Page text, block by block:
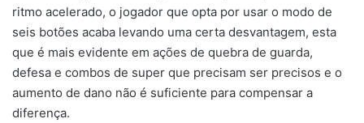
ritmo acelerado, o jogador que opta por usar o modo de
seis botões acaba levando uma certa desvantagem, esta
que é mais evidente em ações de quebra de guarda,
defesa e combos de super que precisam ser precisos e o
aumento de dano não é suficiente para compensar a
diferença.